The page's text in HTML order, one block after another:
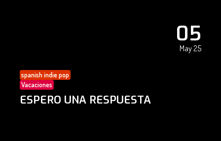
05
May 25
spanish indie pop
Vacaciones
ESPERO UNA RESPUESTA